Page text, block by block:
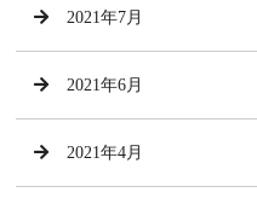
2021年7月
2021年6月
2021年4月